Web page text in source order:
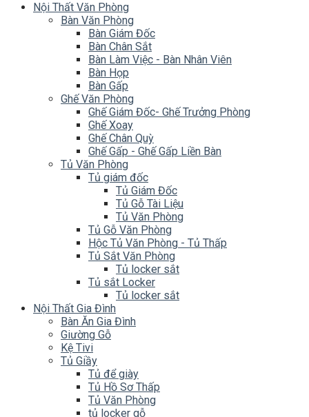
Nội Thất Văn Phòng
Bàn Văn Phòng
Bàn Giám Đốc
Bàn Chân Sắt
Bàn Làm Việc - Bàn Nhân Viên
Bàn Họp
Bàn Gấp
Ghế Văn Phòng
Ghế Giám Đốc- Ghế Trưởng Phòng
Ghế Xoay
Ghế Chân Quỳ
Ghế Gấp - Ghế Gấp Liền Bàn
Tủ Văn Phòng
Tủ giám đốc
Tủ Giám Đốc
Tủ Gỗ Tài Liệu
Tủ Văn Phòng
Tủ Gỗ Văn Phòng
Hộc Tủ Văn Phòng - Tủ Thấp
Tủ Sắt Văn Phòng
Tủ locker sắt
Tủ sắt Locker
Tủ locker sắt
Nội Thất Gia Đình
Bàn Ăn Gia Đình
Giường Gỗ
Kệ Tivi
Tủ Giầy
Tủ để giày
Tủ Hồ Sơ Thấp
Tủ Văn Phòng
tủ locker gỗ